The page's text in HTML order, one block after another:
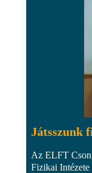
Játsszunk
Az ELFT
Fizikai Intézete